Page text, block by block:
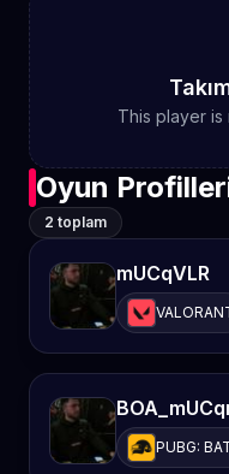
This player is
Oyun
2 toplam
mUCqVLR
PUBG: